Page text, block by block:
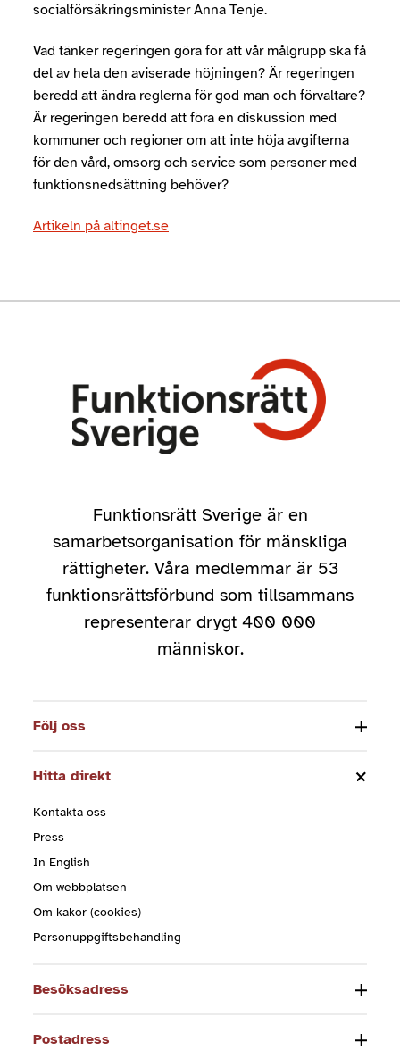
socialförsäkringsminister Anna Tenje.
Vad tänker regeringen göra för att vår målgrupp ska få
del av hela den aviserade höjningen? Är regeringen
beredd att ändra reglerna för god man och förvaltare?
Är regeringen beredd att föra en diskussion med
kommuner och regioner om att inte höja avgifterna
för den vård, omsorg och service som personer med
funktionsnedsättning behöver?
Artikeln på altinget.se
Funktionsrätt Sverige är en
samarbetsorganisation för mänskliga
rättigheter. Våra medlemmar är 53
funktionsrättsförbund som tillsammans
representerar drygt 400 000
människor.
Följ oss
Hitta direkt
Kontakta oss
Press
In English
Om webbplatsen
Om kakor (cookies)
Personuppgiftsbehandling
Besöksadress
Postadress